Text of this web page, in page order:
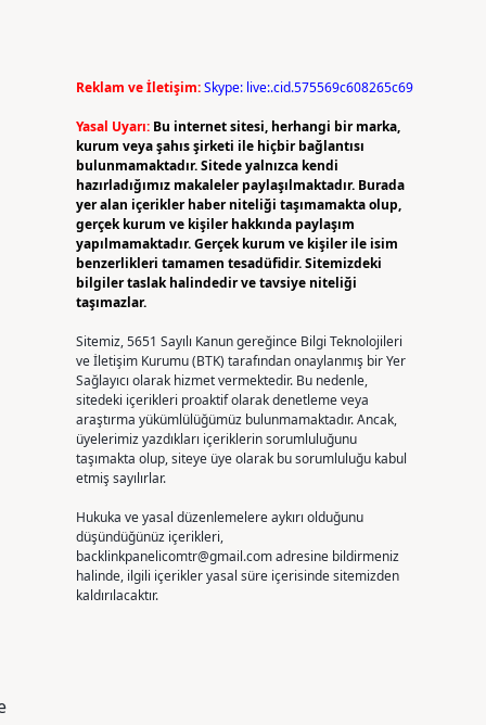
Reklam ve İletişim:Skype: live:.cid.575569c608265c69
Yasal Uyarı: Bu internet sitesi, herhangi bir marka,
kurum veya şahıs şirketi ile hiçbir bağlantısı
bulunmamaktadır. Sitede yalnızca kendi
hazırladığımız makaleler paylaşılmaktadır. Burada
yer alan içerikler haber niteliği taşımamakta olup,
gerçek kurum ve kişiler hakkında paylaşım
yapılmamaktadır. Gerçek kurum ve kişiler ile isim
benzerlikleri tamamen tesadüfidir. Sitemizdeki
bilgiler taslak halindedir ve tavsiye niteliği
taşımazlar.
Sitemiz, 5651 Sayılı Kanun gereğince Bilgi Teknolojileri
ve İletişim Kurumu (BTK) tarafından onaylanmış bir Yer
Sağlayıcı olarak hizmet vermektedir. Bu nedenle,
sitedeki içerikleri proaktif olarak denetleme veya
araştırma yükümlülüğümüz bulunmamaktadır. Ancak,
üyelerimiz yazdıkları içeriklerin sorumluluğunu
taşımakta olup, siteye üye olarak bu sorumluluğu kabul
etmiş sayılırlar.
Hukuka ve yasal düzenlemelere aykırı olduğunu
düşündüğünüz içerikleri,
backlinkpanelicomtr@gmail.comadresine bildirmeniz
halinde, ilgili içerikler yasal süre içerisinde sitemizden
kaldırılacaktır.